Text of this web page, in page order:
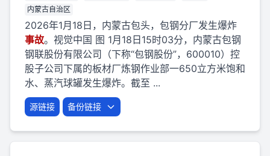
内蒙古自治区
2026年1月18日，内蒙古包头，包钢分厂发生爆炸
事故。视觉中国 图 1月18日15时03分，内蒙古包钢
钢联股份有限公司（下称“包钢股份”，600010）控
股子公司下属的板材厂炼钢作业部一650立方米饱和
水、蒸汽球罐发生爆炸。截至 ...
源链接 备份链接